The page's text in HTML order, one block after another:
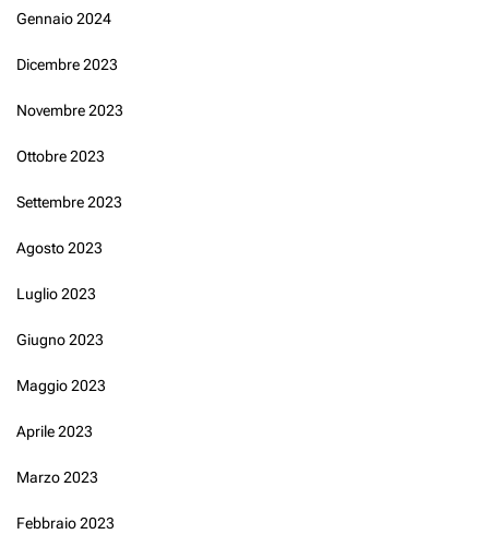
Gennaio 2024
Dicembre 2023
Novembre 2023
Ottobre 2023
Settembre 2023
Agosto 2023
Luglio 2023
Giugno 2023
Maggio 2023
Aprile 2023
Marzo 2023
Febbraio 2023